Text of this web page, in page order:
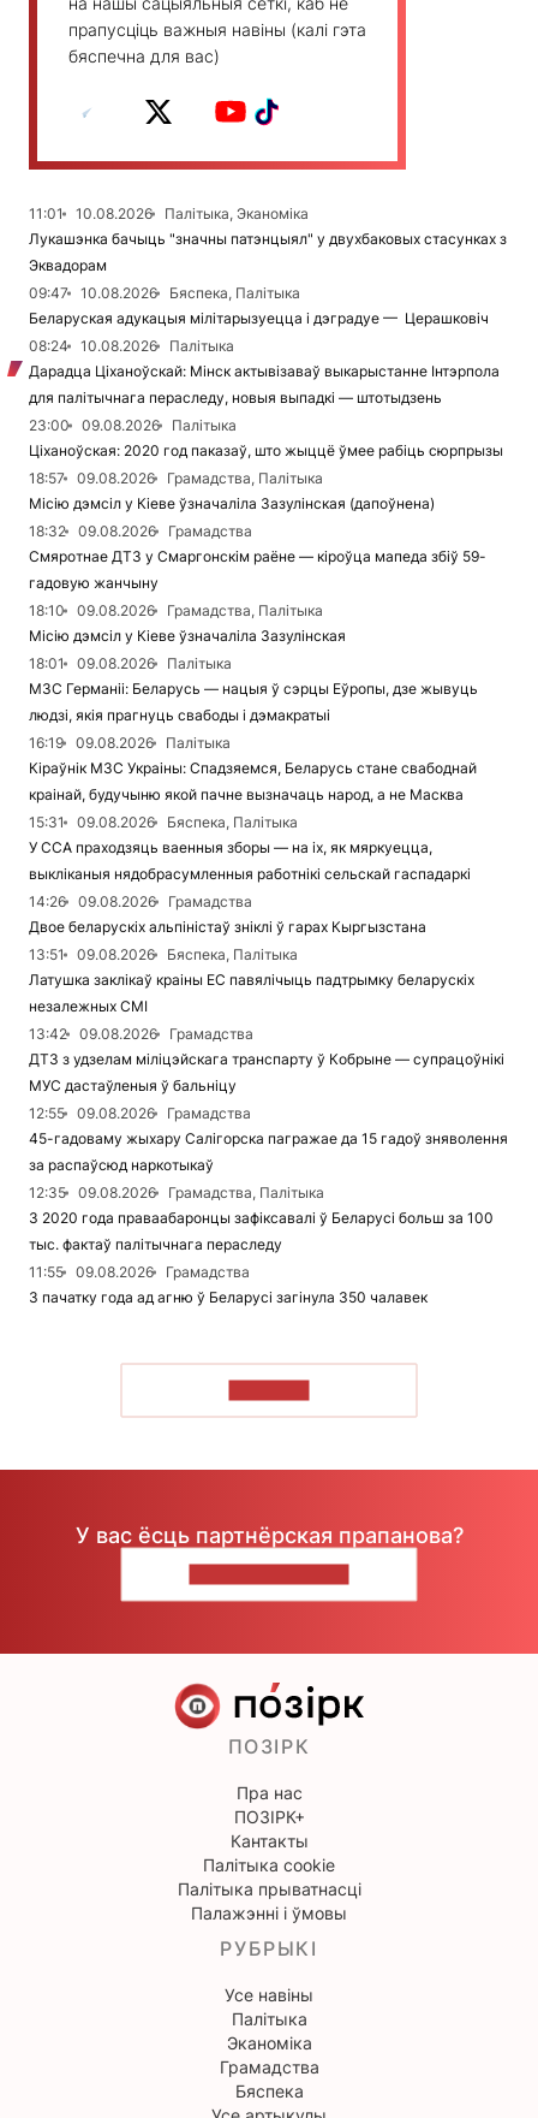
прапусціць важныя навіны (калі гэта
бяспечна для вас)
11:01 10.08.2026
Палітыка, Эканоміка
Лукашэнка бачыць "значны патэнцыял" у двухбаковых стасунках з
Эквадорам
09:47
10.08.2026
Бяспека, Палітыка
Беларуская адукацыя мілітарызуецца і дэградуе — Церашковіч
08:24
10.08.2026
Палітыка
Дарадца Ціханоўскай: Мінск актывізаваў выкарыстанне Інтэрпола
для палітычнага пераследу, новыя выпадкі — штотыдзень
23:00
09.08.2026
Палітыка
Ціханоўская: 2020 год паказаў, што жыццё ўмее рабіць сюрпрызы
18:57
09.08.2026
Грамадства, Палітыка
Місію дэмсіл у Кіеве ўзначаліла Зазулінская (дапоўнена)
18:32
09.08.2026
Грамадства
Смяротнае ДТЗ у Смаргонскім раёне — кіроўца мапеда збіў 59-
гадовую жанчыну
18:10
09.08.2026
Грамадства, Палітыка
Місію дэмсіл у Кіеве ўзначаліла Зазулінская
18:01
09.08.2026
Палітыка
МЗС Германіі: Беларусь — нацыя ў сэрцы Еўропы, дзе жывуць
людзі, якія прагнуць свабоды і дэмакратыі
16:19
09.08.2026
Палітыка
Кіраўнік МЗС Украіны: Спадзяемся, Беларусь стане свабоднай
краінай, будучыню якой пачне вызначаць народ, а не Масква
15:31
09.08.2026
Бяспека, Палітыка
У ССА праходзяць ваенныя зборы — на іх, як мяркуецца,
выкліканыя нядобрасумленныя работнікі сельскай гаспадаркі
14:26
09.08.2026
Грамадства
Двое беларускіх альпіністаў зніклі ў гарах Кыргызстана
13:51
09.08.2026
Бяспека, Палітыка
Латушка заклікаў краіны ЕС павялічыць падтрымку беларускіх
незалежных СМІ
13:42
09.08.2026
Грамадства
ДТЗ з удзелам міліцэйскага транспарту ў Кобрыне — супрацоўнікі
МУС дастаўленыя ў бальніцу
12:55
09.08.2026
Грамадства
45-гадоваму жыхару Салігорска пагражае да 15 гадоў зняволення
за распаўсюд наркотыкаў
12:35
09.08.2026
Грамадства, Палітыка
З 2020 года праваабаронцы зафіксавалі ў Беларусі больш за 100
тыс. фактаў палітычнага пераследу
11:55
09.08.2026
Грамадства
З пачатку года ад агню ў Беларусі загінула 350 чалавек
У вас ёсць партнёрская прапанова?
ПОЗІРК
Пра нас
ПОЗІРК+
Кантакты
Палітыка cookie
Палітыка прыватнасці
Палажэнні і ўмовы
РУБРЫКІ
Усе навіны
Палітыка
Эканоміка
Грамадства
Бяспека